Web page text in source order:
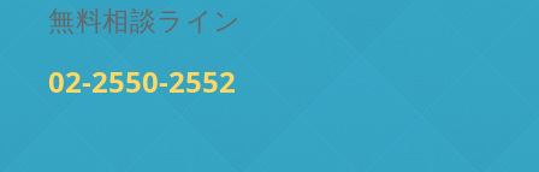
無料相談ライン
02-2550-2552